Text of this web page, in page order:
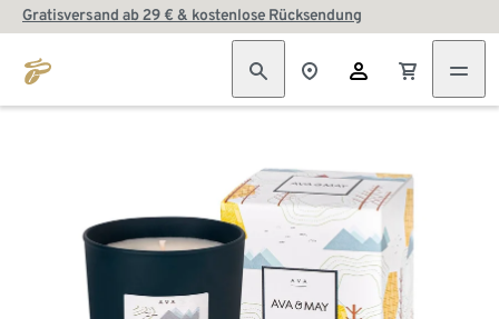
Gratisversand ab 29 € & kostenlose Rücksendung